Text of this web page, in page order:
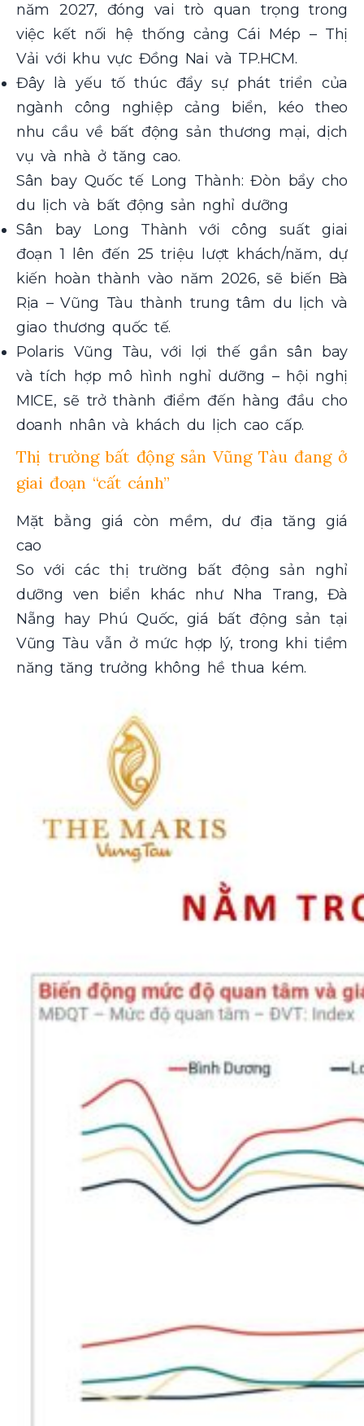
năm 2027, đóng vai trò quan trọng trong
việc kết nối hệ thống cảng Cái Mép – Thị
Vải với khu vực Đồng Nai và TP.HCM.
Đây là yếu tố thúc đẩy sự phát triển của
ngành công nghiệp cảng biển, kéo theo
nhu cầu về bất động sản thương mại, dịch
vụ và nhà ở tăng cao.
Sân bay Quốc tế Long Thành: Đòn bẩy cho
du lịch và bất động sản nghỉ dưỡng
Sân bay Long Thành với công suất giai
đoạn 1 lên đến 25 triệu lượt khách/năm, dự
kiến hoàn thành vào năm 2026, sẽ biến Bà
Rịa – Vũng Tàu thành trung tâm du lịch và
giao thương quốc tế.
Polaris Vũng Tàu, với lợi thế gần sân bay
và tích hợp mô hình nghỉ dưỡng – hội nghị
MICE, sẽ trở thành điểm đến hàng đầu cho
doanh nhân và khách du lịch cao cấp.
Thị trường bất động sản Vũng Tàu đang ở
giai đoạn “cất cánh”
Mặt bằng giá còn mềm, dư địa tăng giá
cao
So với các thị trường bất động sản nghỉ
dưỡng ven biển khác như Nha Trang, Đà
Nẵng hay Phú Quốc, giá bất động sản tại
Vũng Tàu vẫn ở mức hợp lý, trong khi tiềm
năng tăng trưởng không hề thua kém.